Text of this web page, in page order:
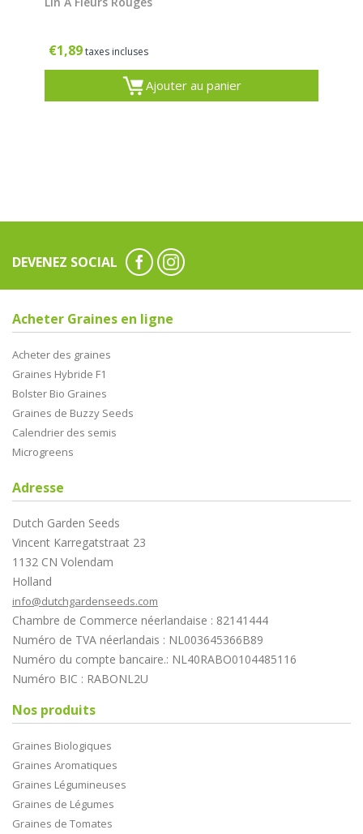
€1,89taxes incluses
Ajouter au panier
DEVENEZ SOCIAL
Acheter Graines en ligne
Acheter des graines
Graines Hybride F1
Bolster Bio Graines
Graines de Buzzy Seeds
Calendrier des semis
Microgreens
Adresse
Dutch Garden Seeds
Vincent Karregatstraat 23
1132 CN Volendam
Holland
info@dutchgardenseeds.com
Chambre de Commerce néerlandaise : 82141444
Numéro de TVA néerlandais : NL003645366B89
Numéro du compte bancaire.: NL40RABO0104485116
Numéro BIC : RABONL2U
Nos produits
Graines Biologiques
Graines Aromatiques
Graines Légumineuses
Graines de Légumes
Graines de Tomates